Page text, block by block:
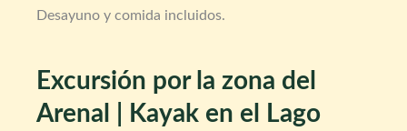
Desayuno y comida incluidos.
Excursión por la zona del
Arenal | Kayak en el Lago